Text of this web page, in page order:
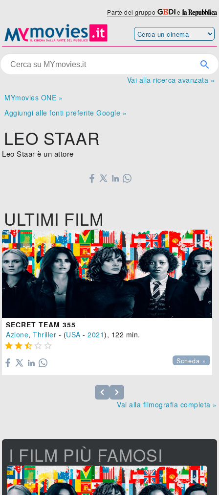
Parte del gruppo e
Vai alla ricerca avanzata »
MYmovies ONE »
Aggiungi alle fonti preferite Google »
LEO STAAR
Leo Staar è un attore
ULTIMI FILM
SECRET TEAM 355
Azione,Thriller - (USA -2021), 122 min.
    
Scheda »
Vai alla filmografia completa »
I FILM PIÙ FAMOSI